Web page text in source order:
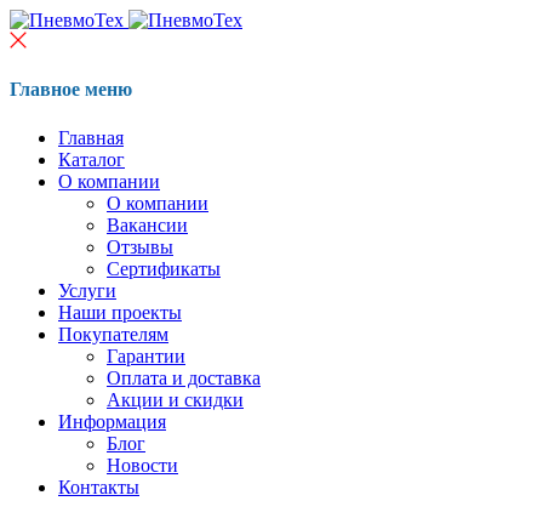
Главное меню
Главная
Каталог
О компании
О компании
Вакансии
Отзывы
Сертификаты
Услуги
Наши проекты
Покупателям
Гарантии
Оплата и доставка
Акции и скидки
Информация
Блог
Новости
Контакты